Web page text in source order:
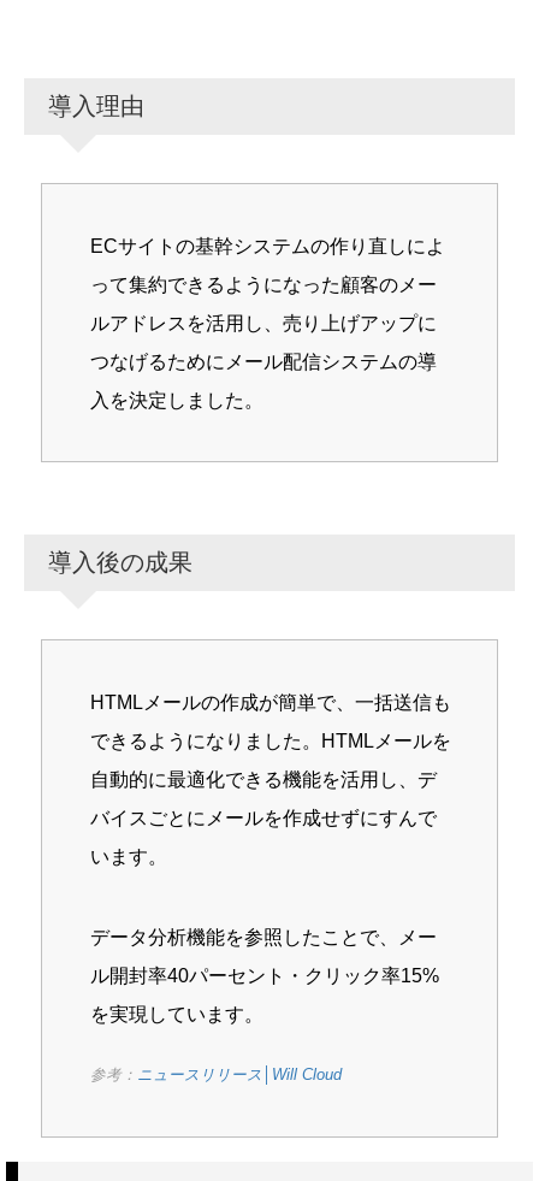
導入理由
ECサイトの基幹システムの作り直しによ
って集約できるようになった顧客のメー
ルアドレスを活用し、売り上げアップに
つなげるためにメール配信システムの導
入を決定しました。
導入後の成果
HTMLメールの作成が簡単で、一括送信も
できるようになりました。HTMLメールを
自動的に最適化できる機能を活用し、デ
バイスごとにメールを作成せずにすんで
います。
データ分析機能を参照したことで、メー
ル開封率40パーセント・クリック率15%
を実現しています。
参考： ニュースリリース│Will Cloud